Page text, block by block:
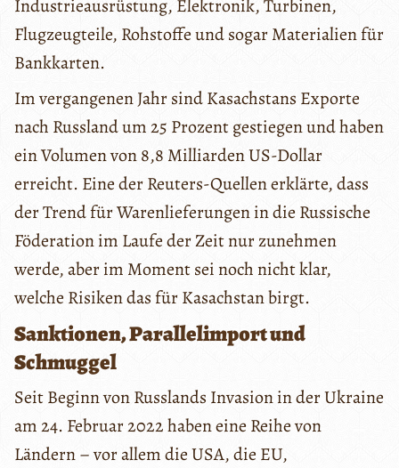
Industrieausrüstung, Elektronik, Turbinen,
Flugzeugteile, Rohstoffe und sogar Materialien für
Bankkarten.
Im vergangenen Jahr sind Kasachstans Exporte
nach Russland um 25 Prozent gestiegen und haben
ein Volumen von 8,8 Milliarden US-Dollar
erreicht. Eine der Reuters-Quellen erklärte, dass
der Trend für Warenlieferungen in die Russische
Föderation im Laufe der Zeit nur zunehmen
werde, aber im Moment sei noch nicht klar,
welche Risiken das für Kasachstan birgt.
Sanktionen, Parallelimport und
Schmuggel
Seit Beginn von Russlands Invasion in der Ukraine
am 24. Februar 2022 haben eine Reihe von
Ländern – vor allem die USA, die EU,